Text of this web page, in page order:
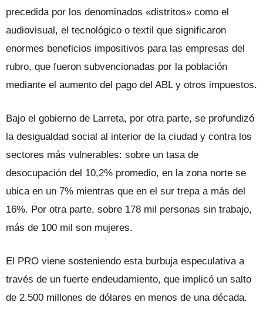
precedida por los denominados «distritos» como el
audiovisual, el tecnológico o textil que significaron
enormes beneficios impositivos para las empresas del
rubro, que fueron subvencionadas por la población
mediante el aumento del pago del ABL y otros impuestos.
Bajo el gobierno de Larreta, por otra parte, se profundizó
la desigualdad social al interior de la ciudad y contra los
sectores más vulnerables: sobre un tasa de
desocupación del 10,2% promedio, en la zona norte se
ubica en un 7% mientras que en el sur trepa a más del
16%. Por otra parte, sobre 178 mil personas sin trabajo,
más de 100 mil son mujeres.
El PRO viene sosteniendo esta burbuja especulativa a
través de un fuerte endeudamiento, que implicó un salto
de 2.500 millones de dólares en menos de una década.